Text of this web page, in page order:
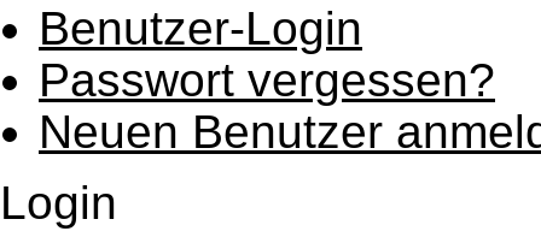
Benutzer-Login
Passwort vergessen?
Neuen Benutzer
Login